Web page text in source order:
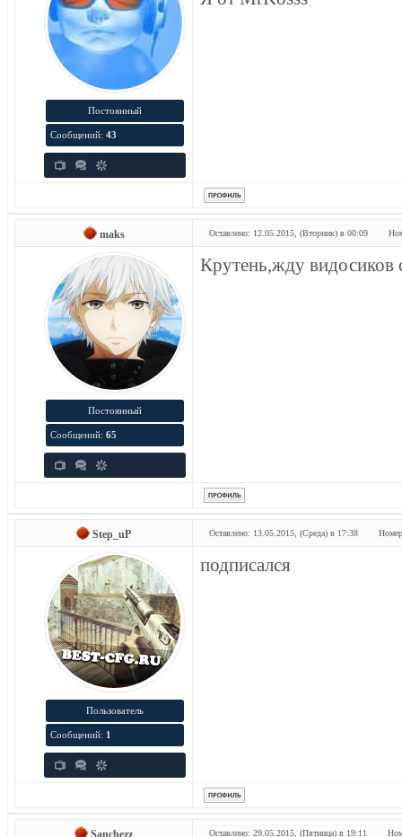
Постоянный
Сообщений: 43
maks Оставлено: 12.05.2015, (Вторник) в 00:09
Постоянный
Сообщений: 65
Крутень,жду видосиков
Step_uP Оставлено: 13.05.2015, (Среда) в 17:38
Пользователь
Сообщений: 1
подписался
Sanchezz Оставлено: 29.05.2015, (Пятница) в 19:11